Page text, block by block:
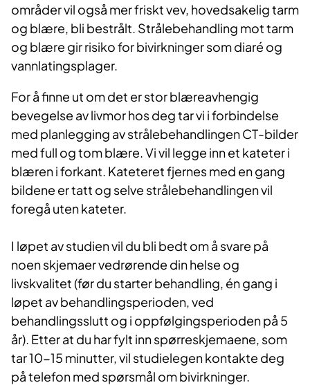
områder vil også mer friskt vev, hovedsakelig tarm
og blære, bli bestrålt. Strålebehandling mot tarm
og blære gir risiko for bivirkninger som diaré og
vannlatingsplager.
For å finne ut om det er stor blæreavhengig
bevegelse av livmor hos deg tar vi i forbindelse
med planlegging av strålebehandlingen CT-bilder
med full og tom blære. Vi vil legge inn et kateter i
blæren i forkant. Kateteret fjernes med en gang
bildene er tatt og selve strålebehandlingen vil
foregå uten kateter.
I løpet av studien vil du bli bedt om å svare på
noen skjemaer vedrørende din helse og
livskvalitet (før du starter behandling, én gang i
løpet av behandlingsperioden, ved
behandlingsslutt og i oppfølgingsperioden på 5
år). Etter at du har fylt inn spørreskjemaene, som
tar 10-15 minutter, vil studielegen kontakte deg
på telefon med spørsmål om bivirkninger.